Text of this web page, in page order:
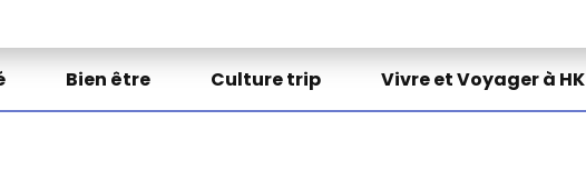
Bien être Culture trip Vivre et Voyager à